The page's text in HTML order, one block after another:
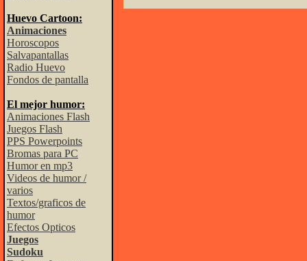
Huevo Cartoon:
Animaciones
Horoscopos
Salvapantallas
Radio Huevo
Fondos de pantalla
El mejor humor:
Animaciones Flash
Juegos Flash
PPS Powerpoints
Bromas para PC
Humor en mp3
Videos de humor /
varios
Textos/graficos de
humor
Efectos Opticos
Juegos
Sudoku